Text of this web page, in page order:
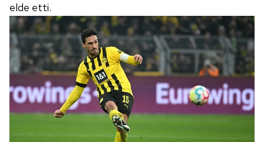
kılınması ve kişiselleştirilmesi ve sizlere yönelik
reklam/pazarlama faaliyetlerinin yapılması, amaçlarıyla
sınırlı olarak açık rızanız dahilinde kullanılacaktır.
Çerezlere ilişkin tercihlerinizi aşağıda yer alan panel
vasıtasıyla belirleyebilirsiniz. Çerezlere ilişkin detaylı bilgi
için Ayarlar butonuna tıklayabilir,
Çerez Bilgilendirme
Metnimiziziyaret edebilirsiniz.
6698 sayılı Kişisel Verilerin Korunması Kanunu uyarınca
elde etti.